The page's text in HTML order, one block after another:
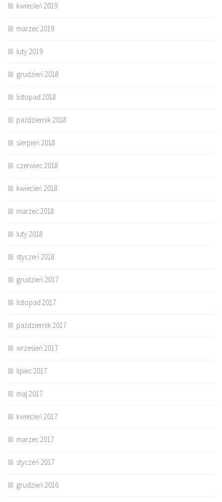
kwiecień 2019
marzec 2019
luty 2019
grudzień 2018
listopad 2018
październik 2018
sierpień 2018
czerwiec 2018
kwiecień 2018
marzec 2018
luty 2018
styczeń 2018
grudzień 2017
listopad 2017
październik 2017
wrzesień 2017
lipiec 2017
maj 2017
kwiecień 2017
marzec 2017
styczeń 2017
grudzień 2016